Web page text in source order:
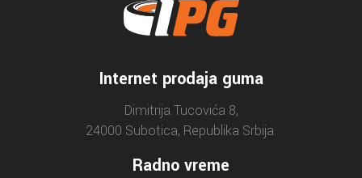
Internet prodaja guma
Dimitrija Tucovića 8,
24000 Subotica, Republika Srbija.
Radno vreme